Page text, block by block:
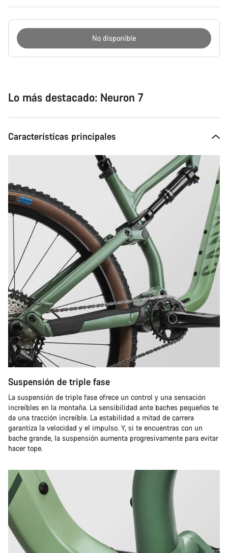
No disponible
Lo más destacado: Neuron 7
Características principales
Suspensión de triple fase
La suspensión de triple fase ofrece un control y una sensación
increíbles en la montaña. La sensibilidad ante baches pequeños te
da una tracción increíble. La estabilidad a mitad de carrera
garantiza la velocidad y el impulso. Y, si te encuentras con un
bache grande, la suspensión aumenta progresivamente para evitar
hacer tope.